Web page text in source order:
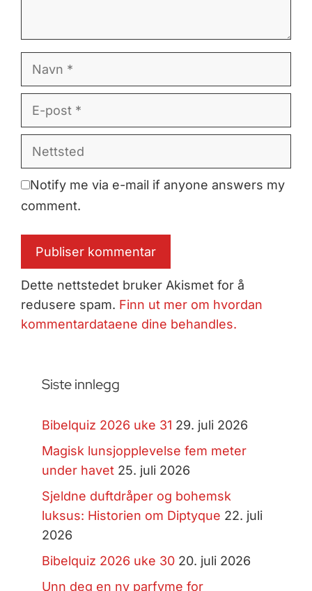
post
Notify me via e-mail if anyone answers my
comment.
Dette nettstedet bruker Akismet for å
redusere spam. Finn ut mer om hvordan
kommentardataene dine behandles.
Siste innlegg
Bibelquiz 2026 uke 31 29. juli 2026
Magisk lunsjopplevelse fem meter
under havet 25. juli 2026
Sjeldne duftdråper og bohemsk
luksus: Historien om Diptyque 22. juli
2026
Bibelquiz 2026 uke 30 20. juli 2026
Unn deg en ny parfyme for